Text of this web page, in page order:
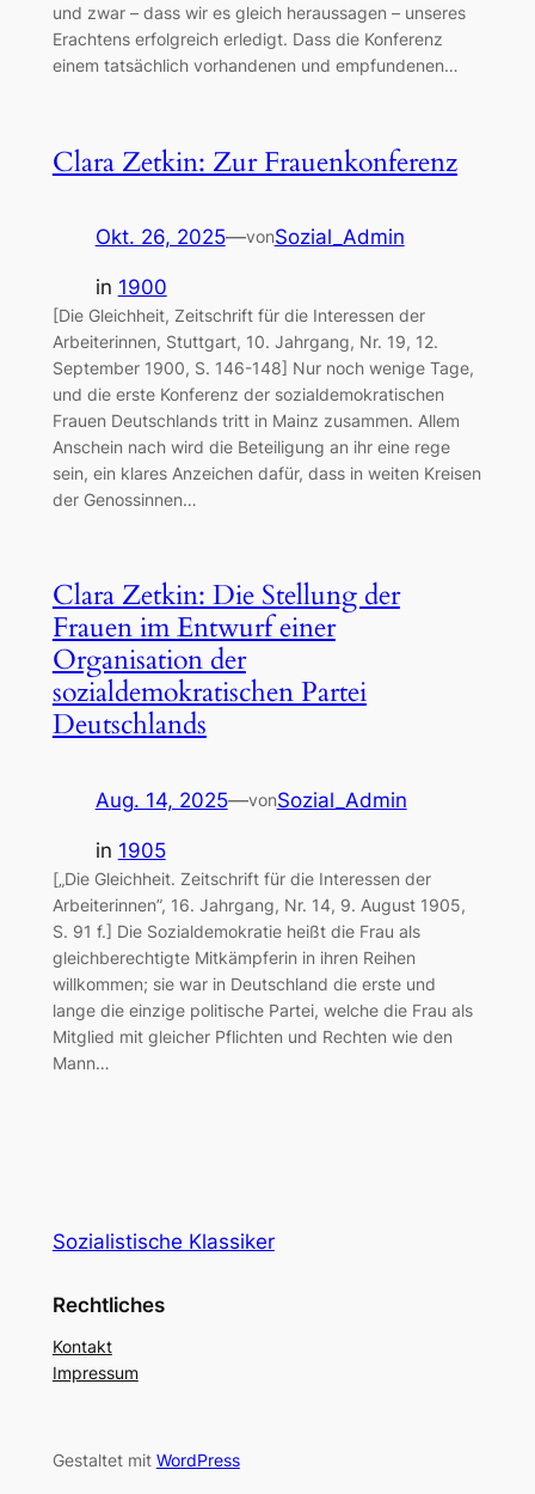
und zwar – dass wir es gleich heraussagen – unseres
Erachtens erfolgreich erledigt. Dass die Konferenz
einem tatsächlich vorhandenen und empfundenen…
Clara Zetkin: Zur Frauenkonferenz
Okt. 26, 2025—vonSozial_Admin
in 1900
[Die Gleichheit, Zeitschrift für die Interessen der
Arbeiterinnen, Stuttgart, 10. Jahrgang, Nr. 19, 12.
September 1900, S. 146-148] Nur noch wenige Tage,
und die erste Konferenz der sozialdemokratischen
Frauen Deutschlands tritt in Mainz zusammen. Allem
Anschein nach wird die Beteiligung an ihr eine rege
sein, ein klares Anzeichen dafür, dass in weiten Kreisen
der Genossinnen…
Clara Zetkin: Die Stellung der
Frauen im Entwurf einer
Organisation der
sozialdemokratischen Partei
Deutschlands
Aug. 14, 2025—vonSozial_Admin
in 1905
[„Die Gleichheit. Zeitschrift für die Interessen der
Arbeiterinnen”, 16. Jahrgang, Nr. 14, 9. August 1905,
S. 91 f.] Die Sozialdemokratie heißt die Frau als
gleichberechtigte Mitkämpferin in ihren Reihen
willkommen; sie war in Deutschland die erste und
lange die einzige politische Partei, welche die Frau als
Mitglied mit gleicher Pflichten und Rechten wie den
Mann…
Sozialistische Klassiker
Rechtliches
Kontakt
Impressum
Gestaltet mit WordPress